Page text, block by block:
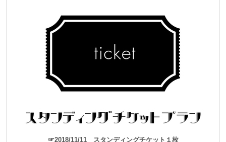
前回詰め切ることができなかった
・ディテールのリハーサルを重ねるための時間的予算的な余裕
ができること
・会場とパフォーマーとをリンクさせたレーザー演出、舞台制
☞2018/11/11 スタンディングチケット１枚